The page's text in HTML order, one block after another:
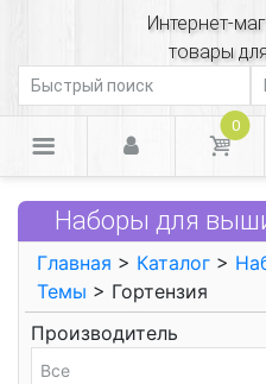
Интернет-
товары
0
Наборы для
Главная > Каталог >
Темы > Гортензия
Производитель